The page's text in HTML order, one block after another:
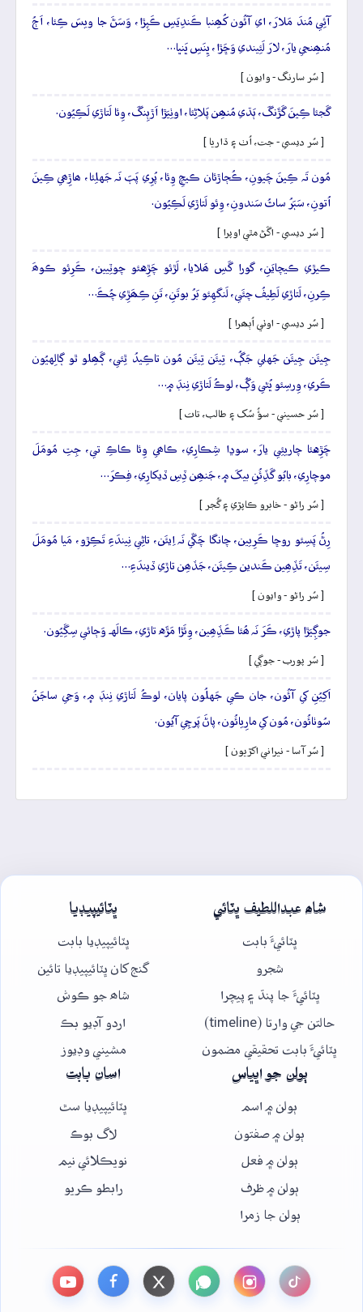
آئِي مُندَ مَلارَ، اي آئُون کُھِنبا ڪَندِيَسِ ڪَپِڙا، وَسَڻَ جا ويسَ ڪِئا، اَڄُ
مُنھِنجي يارَ، لارَ لَئِيندي وَڇَڙا، ڀِنَسِ ڀَنڀا…
[ سُر سارنگ - وايون ]
گَجئا ڪِينَ گَڙَنگَ، ٻَڌي مُنھِن پَلاڻِئا، اوٺِيَڙا اَڙٻِنگَ، وِئا لَتاڙي لَڪِيُون.
[ سُر ديسي - جت، اُٺ ۽ ڌاريا ]
مُون تَہ ڪِينَ چَيونِ، ڪُڄاڙئان ڪيچِ وِئا، پُرِي پَٻَ نَہ جَهلِئا، ھاڙِھي ڪِينَ
اُتونِ، سَٻَرُ ساٿُ سَندونِ، وِئو لَتاڙي لَڪِيُون.
[ سُر ديسي - اڱڻ مٿي اوپرا ]
ڪيڙي ڪيچايَنِ، گورا گَسِ ھَلايا، لَڙئو چَڙِهئو چوٽِيين، ڪَرِئو ڪوھَ
ڪِرنِ، لَتاڙي لَطِيفُ چئَي، لَنگهِئو بَرُ بوتَنِ، تَنِ ڪِھَڙِي چُڪَ…
[ سُر ديسي - اوٺي اُٻھرا ]
جِيئَن جِيئَن جَهلي جَڳُ، تِيئَن تِيئَن مُون تاڪِيدُ ٿِئي، ڳَھِلو ٿو ڳالِهيُون
ڪَري، وِرسِئو ڀُڻي وَڳُ، لوڪُ لَتاڙي نِنڊَ ۾…
[ سُر حسيني - سؤُ سُک ۽ طالب، تات ]
چَڙِهئا چاريئِي يارَ، سوڍا شِڪارِي، ڪاھي وِئا ڪاڪِ تي، جِتِ مُومَلَ
موچارِي، بابُو گَڏِئُنِ بيکَ ۾، جَنھِن ڏِسِ ڏيکارِي، فِڪرَ…
[ سُر راڻو - خابرو ڪاپڙي ۽ گُجر ]
رِڻُ پَسِئو روڇا ڪَرِيين، چانگا چَڱي نَہ اِيئَن، تاڻِي نِيندَءِ تَڪِڙو، مَيا مُومَلَ
سِيئَن، تَڏِھِين ڪَندين ڪِيئَن، جَڏھِن تاڙي ڏيندَءِ…
[ سُر راڻو - وايون ]
جوڳِيَڙا پاڙي، ڪَرَ نَہ ھُئا ڪَڏِھِين، وِئَڙا مَڙَه تاڙي، ڪالَهہ وَڄائي سِڱِيُون.
[ سُر پورب - جوڳي ]
اَکِيُنِ کي آئُون، جان ڪي جَهلُون پايان، لوڪُ لَتاڙي نِنڊَ ۾، وَڃي ساجَنُ
سُوٺائُون، مُون کي مارِيائُون، پاڻَ پَرچِي آيُون.
[ سُر آسا - نيراني اکڙيون ]
شاھ عبداللطيف ڀٽائي
ڀٽائيءَ بابت
شجرو
ڀٽائيءَ جا پنڌ ۽ پيچرا
حالتن جي وارتا (timeline)
ڀٽائيءَ بابت تحقيقي مضمون
ڀٽائيپيڊيا
ڀٽائيپيڊيا بابت
گنج کان ڀٽائيپيڊيا تائين
شاھ جو ڪوش
اردو آڊيو بڪ
مشيني وڊيوز
ٻولن جو اڀياس
ٻولن ۾ اسم
ٻولن ۾ صفتون
ٻولن ۾ فعل
ٻولن ۾ ظرف
ٻولن جا زمرا
اسان بابت
ڀٽائيپيڊيا سٿ
لاگ بوڪ
نويڪلائي نيم
رابطو ڪريو